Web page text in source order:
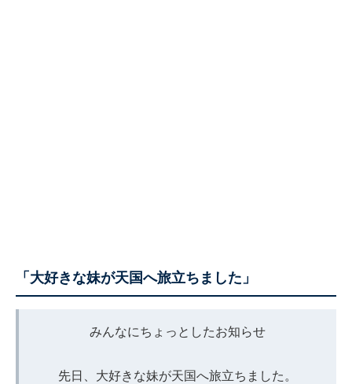
「大好きな妹が天国へ旅立ちました」
みんなにちょっとしたお知らせ
先日、大好きな妹が天国へ旅立ちました。